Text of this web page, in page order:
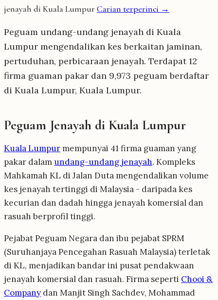
jenayah di Kuala Lumpur Carian terperinci →
Peguam undang-undang jenayah di Kuala
Lumpur mengendalikan kes berkaitan jaminan,
pertuduhan, perbicaraan jenayah. Terdapat 12
firma guaman pakar dan 9,973 peguam berdaftar
di Kuala Lumpur, Kuala Lumpur.
Peguam Jenayah di Kuala Lumpur
Kuala Lumpur mempunyai 41 firma guaman yang
pakar dalam undang-undang jenayah. Kompleks
Mahkamah KL di Jalan Duta mengendalikan volume
kes jenayah tertinggi di Malaysia - daripada kes
kecurian dan dadah hingga jenayah komersial dan
rasuah berprofil tinggi.
Pejabat Peguam Negara dan ibu pejabat SPRM
(Suruhanjaya Pencegahan Rasuah Malaysia) terletak
di KL, menjadikan bandar ini pusat pendakwaan
jenayah komersial dan rasuah. Firma seperti Chooi &
Company dan Manjit Singh Sachdev, Mohammad